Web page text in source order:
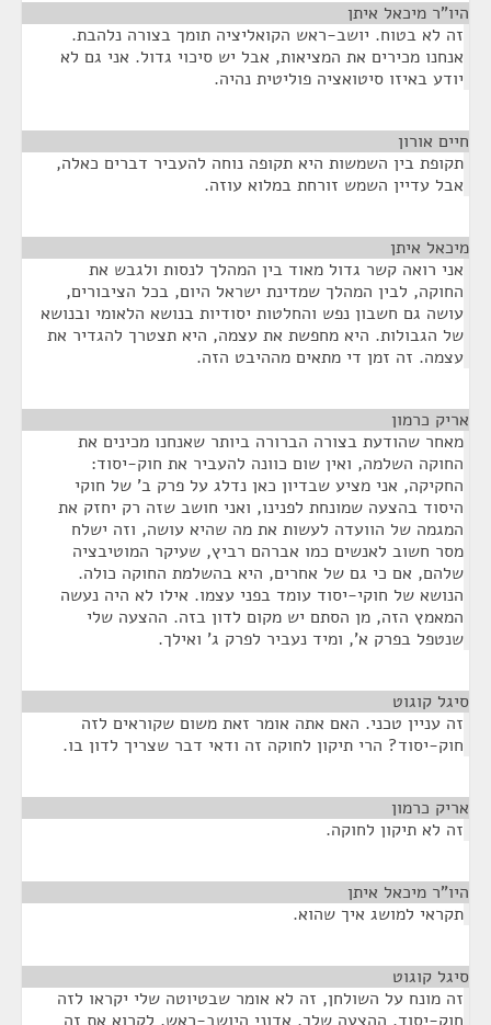
היו"ר מיכאל איתן
זה לא בטוח. יושב-ראש הקואליציה תומך בצורה נלהבת.
אנחנו מכירים את המציאות, אבל יש סיכוי גדול. אני גם לא
יודע באיזו סיטואציה פוליטית נהיה.
חיים אורון
תקופת בין השמשות היא תקופה נוחה להעביר דברים כאלה,
אבל עדיין השמש זורחת במלוא עוזה.
מיכאל איתן
אני רואה קשר גדול מאוד בין המהלך לנסות ולגבש את
החוקה, לבין המהלך שמדינת ישראל היום, בכל הציבורים,
עושה גם חשבון נפש והחלטות יסודיות בנושא הלאומי ובנושא
של הגבולות. היא מחפשת את עצמה, היא תצטרך להגדיר את
עצמה. זה זמן די מתאים מההיבט הזה.
אריק כרמון
מאחר שהודעת בצורה הברורה ביותר שאנחנו מכינים את
החוקה השלמה, ואין שום כוונה להעביר את חוק-יסוד:
החקיקה, אני מציע שבדיון כאן נדלג על פרק ב' של חוקי
היסוד בהצעה שמונחת לפנינו, ואני חושב שזה רק יחזק את
המגמה של הוועדה לעשות את מה שהיא עושה, וזה ישלח
מסר חשוב לאנשים כמו אברהם רביץ, שעיקר המוטיבציה
שלהם, אם כי גם של אחרים, היא בהשלמת החוקה כולה.
הנושא של חוקי-יסוד עומד בפני עצמו. אילו לא היה נעשה
המאמץ הזה, מן הסתם יש מקום לדון בזה. ההצעה שלי
שנטפל בפרק א', ומיד נעביר לפרק ג' ואילך.
סיגל קוגוט
זה עניין טכני. האם אתה אומר זאת משום שקוראים לזה
חוק-יסוד? הרי תיקון לחוקה זה ודאי דבר שצריך לדון בו.
אריק כרמון
זה לא תיקון לחוקה.
היו"ר מיכאל איתן
תקראי למושג איך שהוא.
סיגל קוגוט
זה מונח על השולחן, זה לא אומר שבטיוטה שלי יקראו לזה